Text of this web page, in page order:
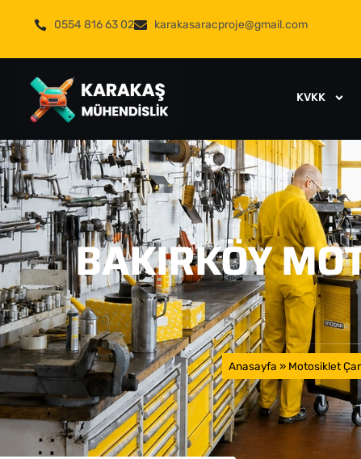
0554 816 63 02 karakasaracproje@gmail.com
KVKK
BAKIRKÖY
Anasayfa » Motosiklet